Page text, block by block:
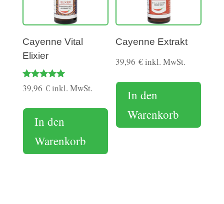
Cayenne Vital
Elixier
Bewertet mit
5.00
39,96 €inkl. MwSt.
In den
Warenkorb
Cayenne Extrakt
39,96€inkl. MwSt.
In den
Warenkorb